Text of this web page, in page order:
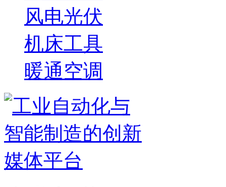
风电光伏
机床工具
暖通空调